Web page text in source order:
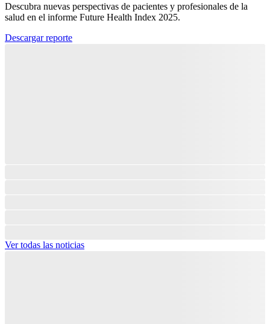
Descubra nuevas perspectivas de pacientes y profesionales de la
salud en el informe Future Health Index 2025.​
Descargar reporte
Ver todas las noticias